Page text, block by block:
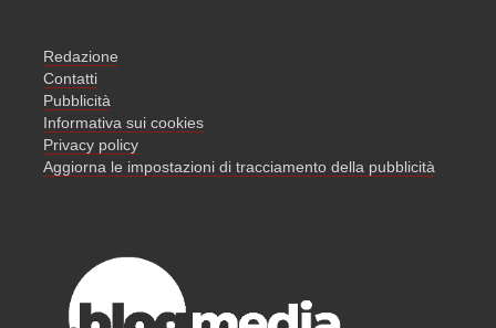
Redazione
Contatti
Pubblicità
Informativa sui cookies
Privacy policy
Aggiorna le impostazioni di tracciamento della pubblicità